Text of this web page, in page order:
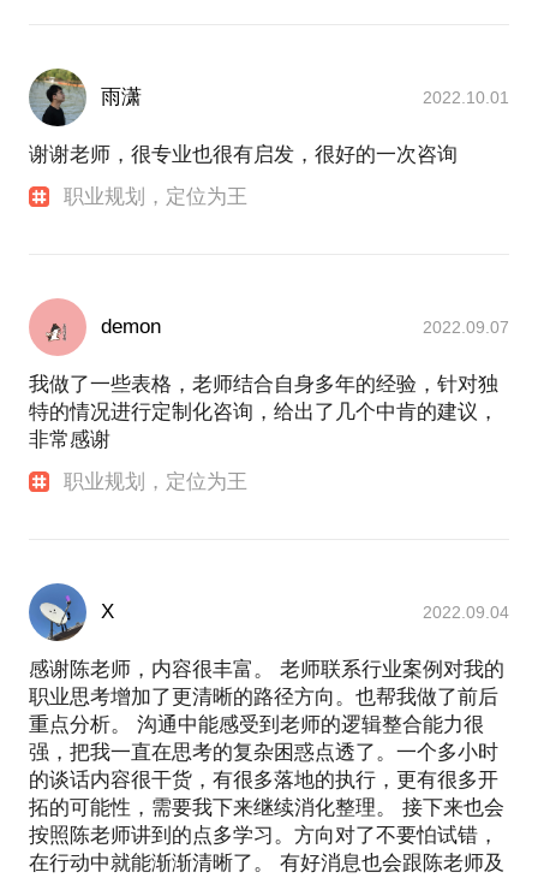
雨潇 2022.10.01
谢谢老师，很专业也很有启发，很好的一次咨询
职业规划，定位为王
demon 2022.09.07
我做了一些表格，老师结合自身多年的经验，针对独
特的情况进行定制化咨询，给出了几个中肯的建议，
非常感谢
职业规划，定位为王
X 2022.09.04
感谢陈老师，内容很丰富。 老师联系行业案例对我的
职业思考增加了更清晰的路径方向。也帮我做了前后
重点分析。 沟通中能感受到老师的逻辑整合能力很
强，把我一直在思考的复杂困惑点透了。一个多小时
的谈话内容很干货，有很多落地的执行，更有很多开
拓的可能性，需要我下来继续消化整理。 接下来也会
按照陈老师讲到的点多学习。方向对了不要怕试错，
在行动中就能渐渐清晰了。 有好消息也会跟陈老师及